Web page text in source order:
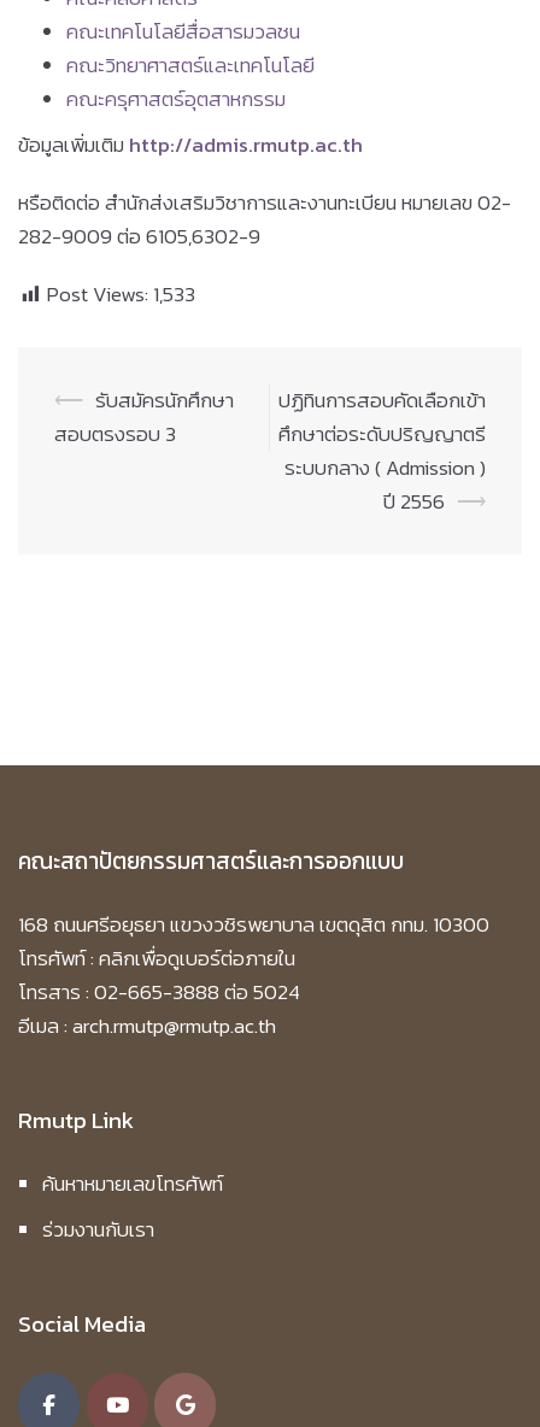
คณะเทคโนโลยีสื่อสารมวลชน
คณะวิทยาศาสตร์และเทคโนโลยี
คณะครุศาสตร์อุตสาหกรรม
ข้อมูลเพิ่มเติม http://admis.rmutp.ac.th
หรือติดต่อ สำนักส่งเสริมวิชาการและงานทะเบียน หมายเลข 02-
282-9009 ต่อ 6105,6302-9
Post Views: 1,533
Post
navigation
⟵ รับสมัครนักศึกษา
สอบตรงรอบ 3
ปฏิทินการสอบคัดเลือกเข้า
ศึกษาต่อระดับปริญญาตรี
ระบบกลาง ( Admission )
ปี 2556 ⟶
คณะสถาปัตยกรรมศาสตร์และการออกแบบ
168 ถนนศรีอยุธยา แขวงวชิรพยาบาล เขตดุสิต กทม. 10300
โทรศัพท์ :คลิกเพื่อดูเบอร์ต่อภายใน
โทรสาร : 02-665-3888 ต่อ 5024
อีเมล : arch.rmutp@rmutp.ac.th
Rmutp Link
ค้นหาหมายเลขโทรศัพท์
ร่วมงานกับเรา
Social Media